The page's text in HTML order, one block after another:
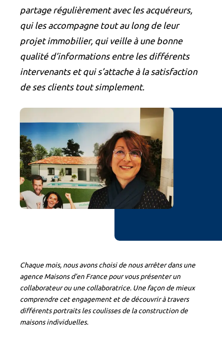
partage régulièrement avec les acquéreurs,
qui les accompagne tout au long de leur
projet immobilier, qui veille à une bonne
qualité d’informations entre les différents
intervenants et qui s’attache à la satisfaction
de ses clients tout simplement.
Chaque mois, nous avons choisi de nous arrêter dans une
agence Maisons d’en France pour vous présenter un
collaborateur ou une collaboratrice. Une façon de mieux
comprendre cet engagement et de découvrir à travers
différents portraits les coulisses de la construction de
maisons individuelles.